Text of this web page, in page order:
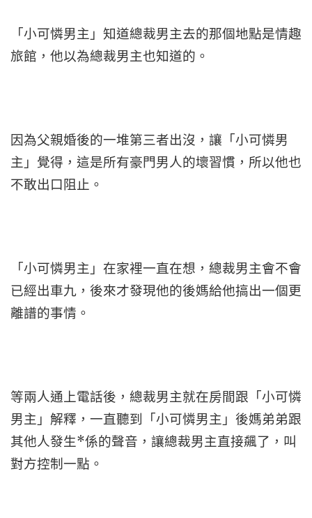
「小可憐男主」知道總裁男主去的那個地點是情趣
旅館，他以為總裁男主也知道的。
因為父親婚後的一堆第三者出沒，讓「小可憐男
主」覺得，這是所有豪門男人的壞習慣，所以他也
不敢出口阻止。
「小可憐男主」在家裡一直在想，總裁男主會不會
已經出車九，後來才發現他的後媽給他搞出一個更
離譜的事情。
等兩人通上電話後，總裁男主就在房間跟「小可憐
男主」解釋，一直聽到「小可憐男主」後媽弟弟跟
其他人發生*係的聲音，讓總裁男主直接飆了，叫
對方控制一點。